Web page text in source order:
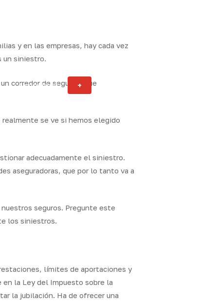
Actualidad +
y en las empresas, hay cada vez
un siniestro.
corredor de seguros, que
se ve si hemos elegido
adecuadamente el siniestro.
aseguradoras, que por lo tanto va a
seguros. Pregunte este
los siniestros.
límites de aportaciones y
la Ley del Impuesto sobre la
la jubilación. Ha de ofrecer una